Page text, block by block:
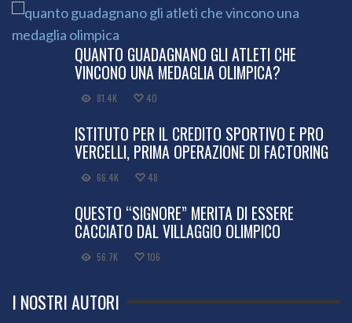
QUANTO GUADAGNANO GLI ATLETI CHE
VINCONO UNA MEDAGLIA OLIMPICA?
81.4K 40
ISTITUTO PER IL CREDITO SPORTIVO E PRO
VERCELLI, PRIMA OPERAZIONE DI FACTORING
66.4K 48
QUESTO “SIGNORE” MERITA DI ESSERE
CACCIATO DAL VILLAGGIO OLIMPICO
56.7K 106
I NOSTRI AUTORI